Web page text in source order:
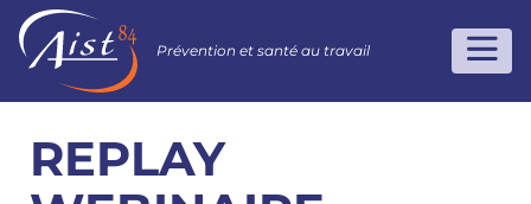
Prévention et santé au travail
REPLAY